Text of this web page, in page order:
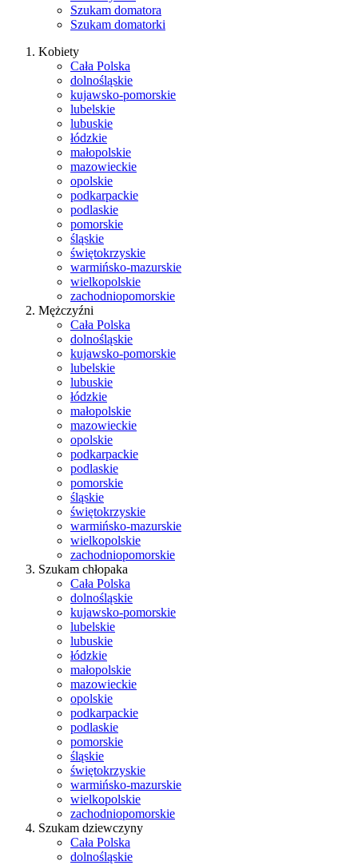
Szukam domatora
Szukam domatorki
Kobiety
Cała Polska
dolnośląskie
kujawsko-pomorskie
lubelskie
lubuskie
łódzkie
małopolskie
mazowieckie
opolskie
podkarpackie
podlaskie
pomorskie
śląskie
świętokrzyskie
warmińsko-mazurskie
wielkopolskie
zachodniopomorskie
Mężczyźni
Cała Polska
dolnośląskie
kujawsko-pomorskie
lubelskie
lubuskie
łódzkie
małopolskie
mazowieckie
opolskie
podkarpackie
podlaskie
pomorskie
śląskie
świętokrzyskie
warmińsko-mazurskie
wielkopolskie
zachodniopomorskie
Szukam chłopaka
Cała Polska
dolnośląskie
kujawsko-pomorskie
lubelskie
lubuskie
łódzkie
małopolskie
mazowieckie
opolskie
podkarpackie
podlaskie
pomorskie
śląskie
świętokrzyskie
warmińsko-mazurskie
wielkopolskie
zachodniopomorskie
Szukam dziewczyny
Cała Polska
dolnośląskie